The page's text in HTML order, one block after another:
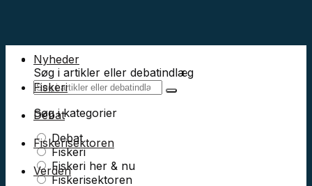
Søg i artikler eller debatindlæg
Søg i kategorier
Debat
Fiskeri
Fiskeri her & nu
Fiskerisektoren
Nyheder
Fiskeri
Debat
Fiskerisektoren
Verden